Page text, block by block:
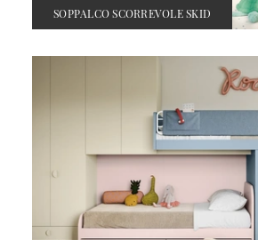
SOPPALCO SCORREVOLE SKID